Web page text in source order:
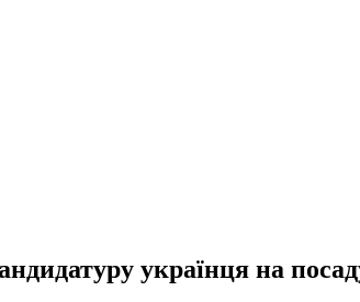
українця на